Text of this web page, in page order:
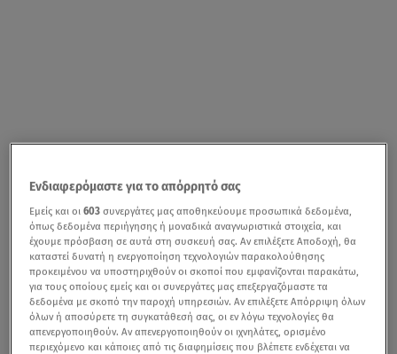
Ενδιαφερόμαστε για το απόρρητό σας
Εμείς και οι603 συνεργάτες μας αποθηκεύουμε προσωπικά δεδομένα,
όπως δεδομένα περιήγησης ή μοναδικά αναγνωριστικά στοιχεία, και
έχουμε πρόσβαση σε αυτά στη συσκευή σας. Αν επιλέξετε Αποδοχή, θα
καταστεί δυνατή η ενεργοποίηση τεχνολογιών παρακολούθησης
προκειμένου να υποστηριχθούν οι σκοποί που εμφανίζονται παρακάτω,
για τους οποίους εμείς και οι συνεργάτες μας επεξεργαζόμαστε τα
δεδομένα με σκοπό την παροχή υπηρεσιών. Αν επιλέξετε Απόρριψη όλων
όλων ή αποσύρετε τη συγκατάθεσή σας, οι εν λόγω τεχνολογίες θα
απενεργοποιηθούν. Αν απενεργοποιηθούν οι ιχνηλάτες, ορισμένο
περιεχόμενο και κάποιες από τις διαφημίσεις που βλέπετε ενδέχεται να